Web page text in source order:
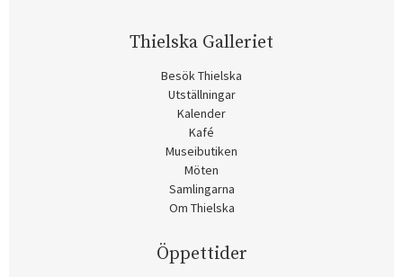
Thielska Galleriet
Besök Thielska
Utställningar
Kalender
Kafé
Museibutiken
Möten
Samlingarna
Om Thielska
Öppettider